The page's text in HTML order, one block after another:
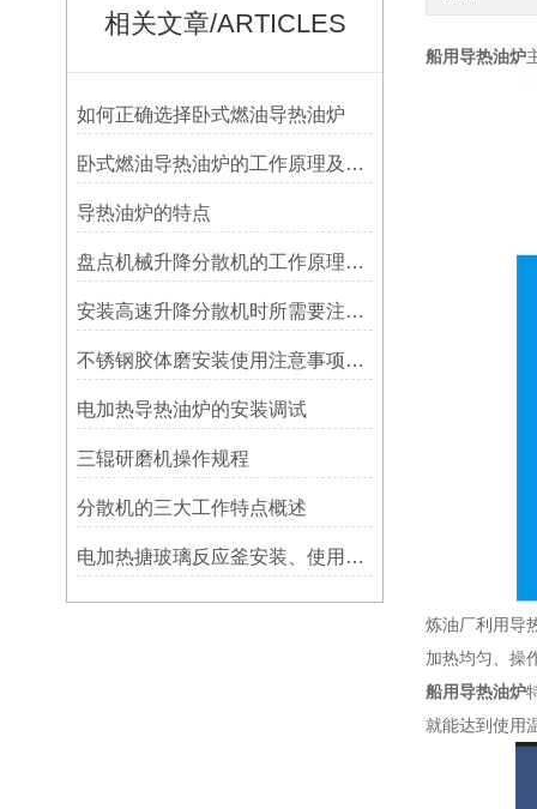
相关文章/ARTICLES
如何正确选择卧式燃油导热油炉
卧式燃油导热油炉的工作原理及特点
导热油炉的特点
盘点机械升降分散机的工作原理和性能特点，一定有你不知道的！
安装高速升降分散机时所需要注意的事项分享
不锈钢胶体磨安装使用注意事项及保养
电加热导热油炉的安装调试
三辊研磨机操作规程
分散机的三大工作特点概述
电加热搪玻璃反应釜安装、使用及维护
船用导热油炉
炼油厂利用导
加热均匀、操
船用导热油炉
就能达到使用